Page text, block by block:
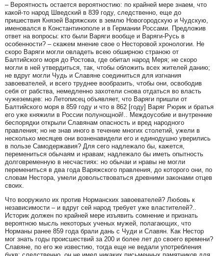
– Вероятность остается вероятностию: по крайней мере знаем, что
какой-то народ Шведский в 839 году, следственно, еще до
пришествия Князей Варяжских в землю Новогородскую и Чудскую,
именовался в Константинополе и в Германии Россами. Предложив
ответ на вопросы: кто были Варяги вообще и Варяги-Русь в
особенности? – скажем мнение свое о Несторовой хронологии. Не
скоро Варяги могли овладеть всею обширною страною от
Балтийского моря до Ростова, где обитал народ Меря; не скоро
могли в ней утвердиться, так, чтобы обложить всех жителей данию;
не вдруг могли Чудь и Славяне соединиться для изгнания
завоевателей, и всего труднее вообразить, чтобы они, освободив
себя от рабства, немедленно захотели снова отдаться во власть
чужеземцев: но Летописец объявляет, что Варяги пришли от
Балтийского моря в 859 году и что в 862 [году] Варяг Рюрик и братья
его уже княжили в России полунощной!.. Междоусобие и внутренние
беспорядки открыли Славянам опасность и вред народного
правления; но не знав иного в течение многих столетий, ужели в
несколько месяцев они возненавидели его и единодушно уверились
в пользе Самодержавия? Для сего надлежало бы, кажется,
перемениться обычаям и нравам; надлежало бы иметь опытность
долговременную в несчастиях: но обычаи и нравы не могли
перемениться в два года Варяжского правления, до которого они, по
словам Нестора, умели довольствоваться древними законами отцев
своих.
Что вооружило их против Норманских завоевателей? Любовь к
независимости – и вдруг сей народ требует уже властителей?..
Историк должен по крайней мере изъявить сомнение и признать
вероятною мысль некоторых ученых мужей, полагающих, что
Норманы ранее 859 года брали дань с Чуди и Славян. Как Нестор
мог знать годы происшествий за 200 и более лет до своего времени?
Славяне, по его же известию, тогда еще не ведали употребления